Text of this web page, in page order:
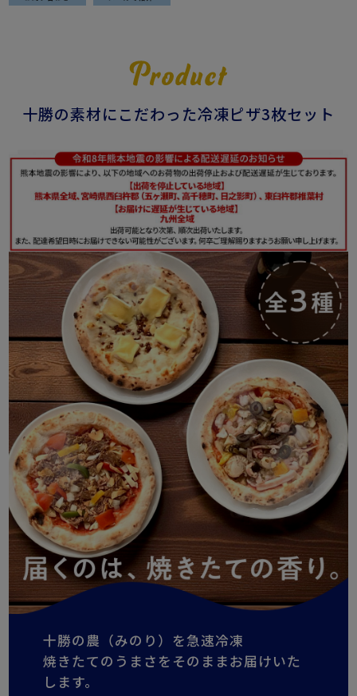
十勝の素材にこだわった冷凍ピザ3枚セット
十勝の農（みのり）を急速冷凍
焼きたてのうまさをそのままお届けいた
します。